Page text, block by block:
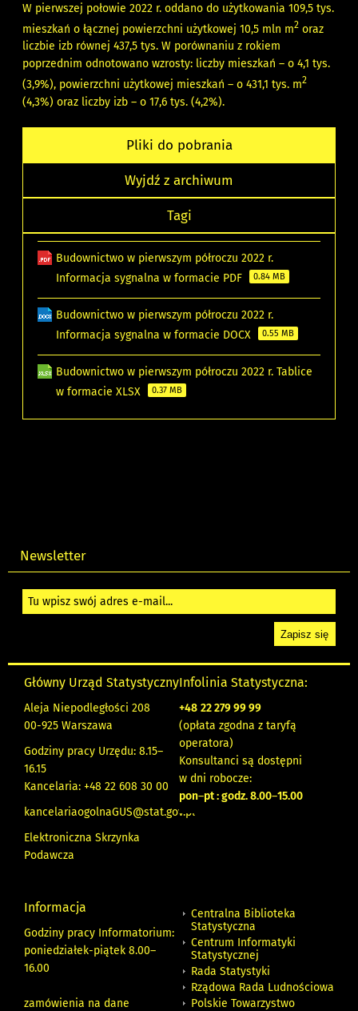
W pierwszej połowie 2022 r. oddano do użytkowania 109,5 tys.
mieszkań o łącznej powierzchni użytkowej 10,5 mln m2 oraz
liczbie izb równej 437,5 tys. W porównaniu z rokiem
poprzednim odnotowano wzrosty: liczby mieszkań – o 4,1 tys.
(3,9%), powierzchni użytkowej mieszkań – o 431,1 tys. m2
(4,3%) oraz liczby izb – o 17,6 tys. (4,2%).
Pliki do pobrania
Wyjdź z archiwum
Tagi
Budownictwo w pierwszym półroczu 2022 r.
Informacja sygnalna w formacie PDF
0.84 MB
Budownictwo w pierwszym półroczu 2022 r.
Informacja sygnalna w formacie DOCX
0.55 MB
Budownictwo w pierwszym półroczu 2022 r. Tablice
w formacie XLSX
0.37 MB
Newsletter
Główny Urząd Statystyczny
Aleja Niepodległości 208
00-925 Warszawa
Godziny pracy Urzędu: 8.15–
16.15
Kancelaria: +48 22 608 30 00
kancelariaogolnaGUS@stat.gov.pl
Elektroniczna Skrzynka
Podawcza
Infolinia Statystyczna:
+48 22 279 99 99
(opłata zgodna z taryfą
operatora)
Konsultanci są dostępni
w dni robocze:
pon–pt : godz. 8.00–15.00
Informacja
Godziny pracy Informatorium:
poniedziałek-piątek 8.00–
16.00
zamówienia na dane
Centralna Biblioteka
Statystyczna
Centrum Informatyki
Statystycznej
Rada Statystyki
Rządowa Rada Ludnościowa
Polskie Towarzystwo